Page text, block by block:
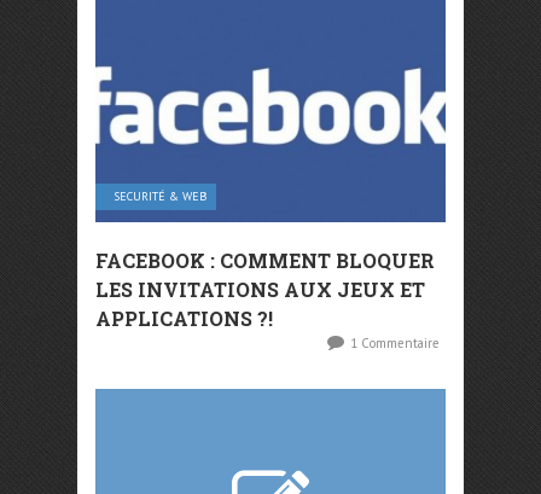
SECURITÉ & WEB
FACEBOOK : COMMENT BLOQUER
LES INVITATIONS AUX JEUX ET
APPLICATIONS ?!
1 Commentaire